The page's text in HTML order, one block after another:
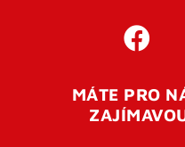
MÁTE PRO